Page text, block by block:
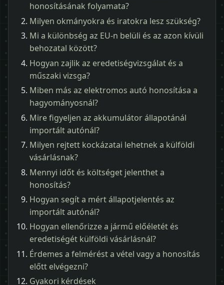
honosításának folyamata?
Milyen okmányokra és iratokra lesz szükség?
Mi a különbség az EU-n belüli és az azon kívüli
behozatal között?
Hogyan zajlik az eredetiségvizsgálat és a
műszaki vizsga?
Miben más az elektromos autó honosítása a
hagyományosnál?
Mire figyeljen az akkumulátor állapotánál
importált autónál?
Milyen rejtett kockázatai lehetnek a külföldi
vásárlásnak?
Mennyi időt és költséget jelenthet a
honosítás?
Hogyan segít a mért állapotjelentés az
importált autónál?
Hogyan ellenőrizze a jármű előéletét és
eredetiségét külföldi vásárlásnál?
Érdemes a felmérést a vétel vagy a honosítás
előtt elvégezni?
Gyakori kérdések